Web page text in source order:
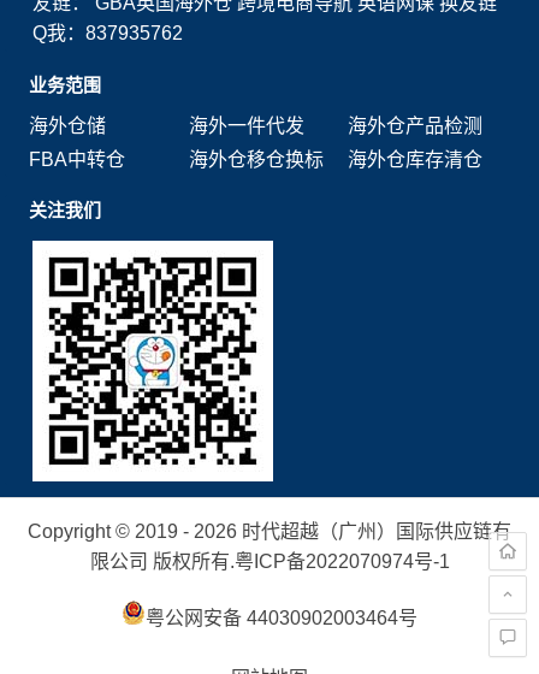
Q我：837935762
业务范围
海外仓储
海外一件代发
海外仓产品检测
FBA中转仓
海外仓移仓换标 海外仓库存清仓
关注我们
Copyright © 2019 - 2026 时代超越（广州）国际供应链有
限公司 版权所有.粤ICP备2022070974号-1
粤公网安备 44030902003464号